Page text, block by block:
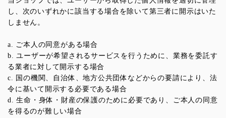
し、次のいずれかに該当する場合を除いて第三者に開示はいた
しません。
a. ご本人の同意がある場合
b. ユーザーが希望されるサービスを行うために、業務を委託す
る業者に対して開示する場合
c. 国の機関、自治体、地方公共団体などからの要請により、法
令に基いて開示する必要である場合
d. 生命・身体・財産の保護のために必要であり、ご本人の同意
を得るのが難しい場合